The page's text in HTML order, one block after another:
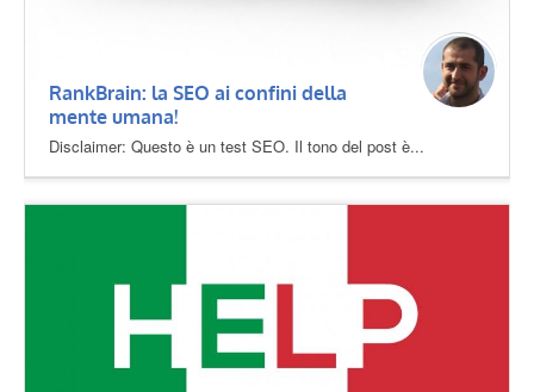
RankBrain: la SEO ai confini della
mente umana!
Disclaimer: Questo è un test SEO. Il tono del post è...